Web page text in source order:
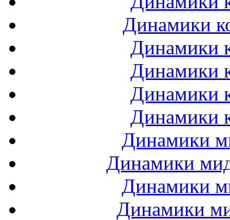
Динамики
Динамики
Динамики
Динамики
Динамики
Динамики
Динамики
Динамики
Динамики